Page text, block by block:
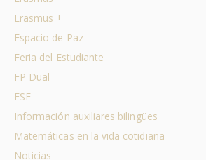
Erasmus +
Espacio de Paz
Feria del Estudiante
FP Dual
FSE
Información auxiliares bilingües
Matemáticas en la vida cotidiana
Noticias